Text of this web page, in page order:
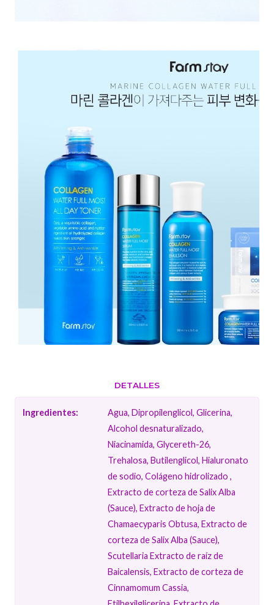
DETALLES
Ingredientes:
Agua, Dipropilenglicol, Glicerina,
Alcohol desnaturalizado,
Niacinamida, Glycereth-26,
Trehalosa, Butilenglicol, Hialuronato
de sodio, Colágeno hidrolizado ,
Extracto de corteza de Salix Alba
(Sauce), Extracto de hoja de
Chamaecyparis Obtusa, Extracto de
corteza de Salix Alba (Sauce),
Scutellaria Extracto de raíz de
Baicalensis, Extracto de corteza de
Cinnamomum Cassia,